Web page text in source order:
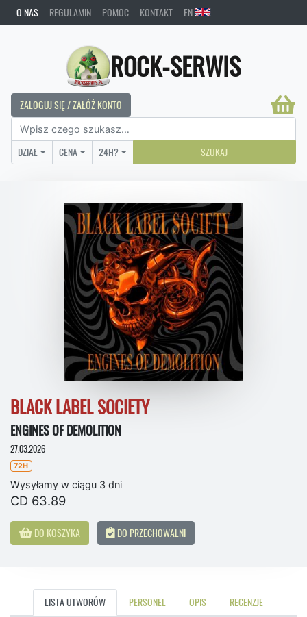
O NAS REGULAMIN POMOC KONTAKT EN
ROCK-SERWIS
ZALOGUJ SIĘ / ZAŁÓŻ KONTO
DZIAŁ CENA 24H? SZUKAJ
BLACK LABEL SOCIETY
ENGINES OF DEMOLITION
27.03.2026
72H
Wysyłamy w ciągu 3 dni
CD 63.89
DO KOSZYKA DO PRZECHOWALNI
LISTA UTWORÓW PERSONEL OPIS RECENZJE